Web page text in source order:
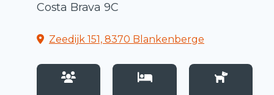
Costa Brava 9C
Zeedijk 151, 8370 Blankenberge